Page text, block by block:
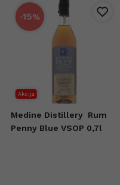
-15%
Akcija
Medine Distillery Rum
Penny Blue VSOP 0,7l